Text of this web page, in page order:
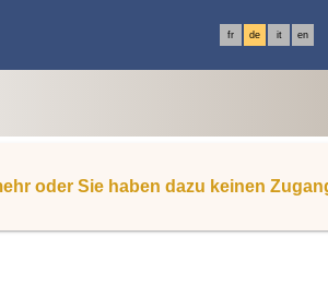
fr de it en
oder Sie haben dazu keinen